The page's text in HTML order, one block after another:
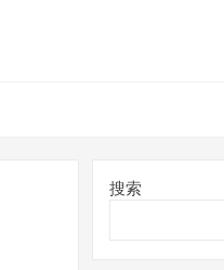
搜索